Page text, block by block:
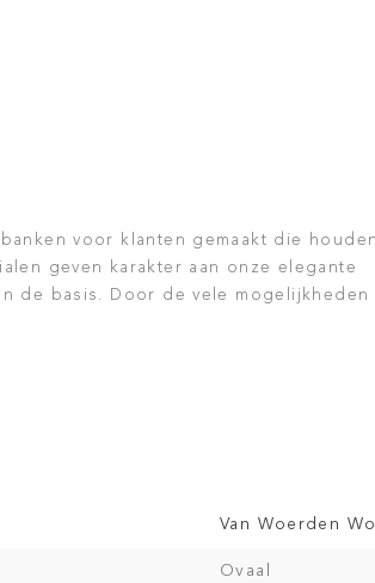
voor klanten gemaakt die houden
geven karakter aan onze elegante
de basis. Door de vele mogelijkheden
Van Woerden
Ovaal